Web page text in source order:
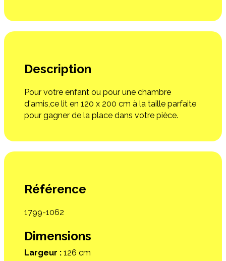
Description
Pour votre enfant ou pour une chambre
d'amis,ce lit en 120 x 200 cm à la taille parfaite
pour gagner de la place dans votre pièce.
Référence
1799-1062
Dimensions
Largeur : 126 cm